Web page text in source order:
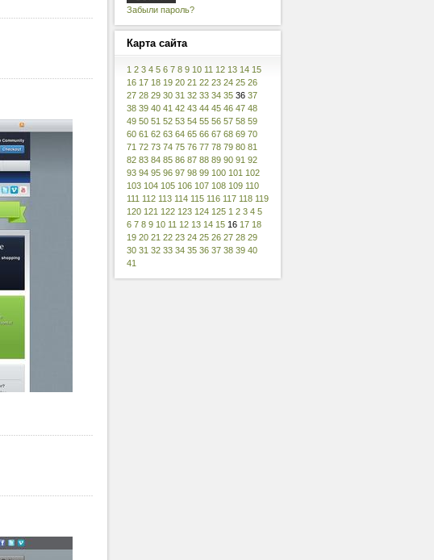
Забыли пароль?
Картасайта
1 2 3 4 5 6 7 8 9 10 11 12 13 14 15
16 17 18 19 20 21 22 23 24 25 26
27 28 29 30 31 32 33 34 35 36 37
38 39 40 41 42 43 44 45 46 47 48
49 50 51 52 53 54 55 56 57 58 59
60 61 62 63 64 65 66 67 68 69 70
71 72 73 74 75 76 77 78 79 80 81
82 83 84 85 86 87 88 89 90 91 92
93 94 95 96 97 98 99 100 101 102
103 104 105 106 107 108 109 110
111 112 113 114 115 116 117 118 119
120 121 122 123 124 125 1 2 3 4 5
6 7 8 9 10 11 12 13 14 15 16 17 18
19 20 21 22 23 24 25 26 27 28 29
30 31 32 33 34 35 36 37 38 39 40
41